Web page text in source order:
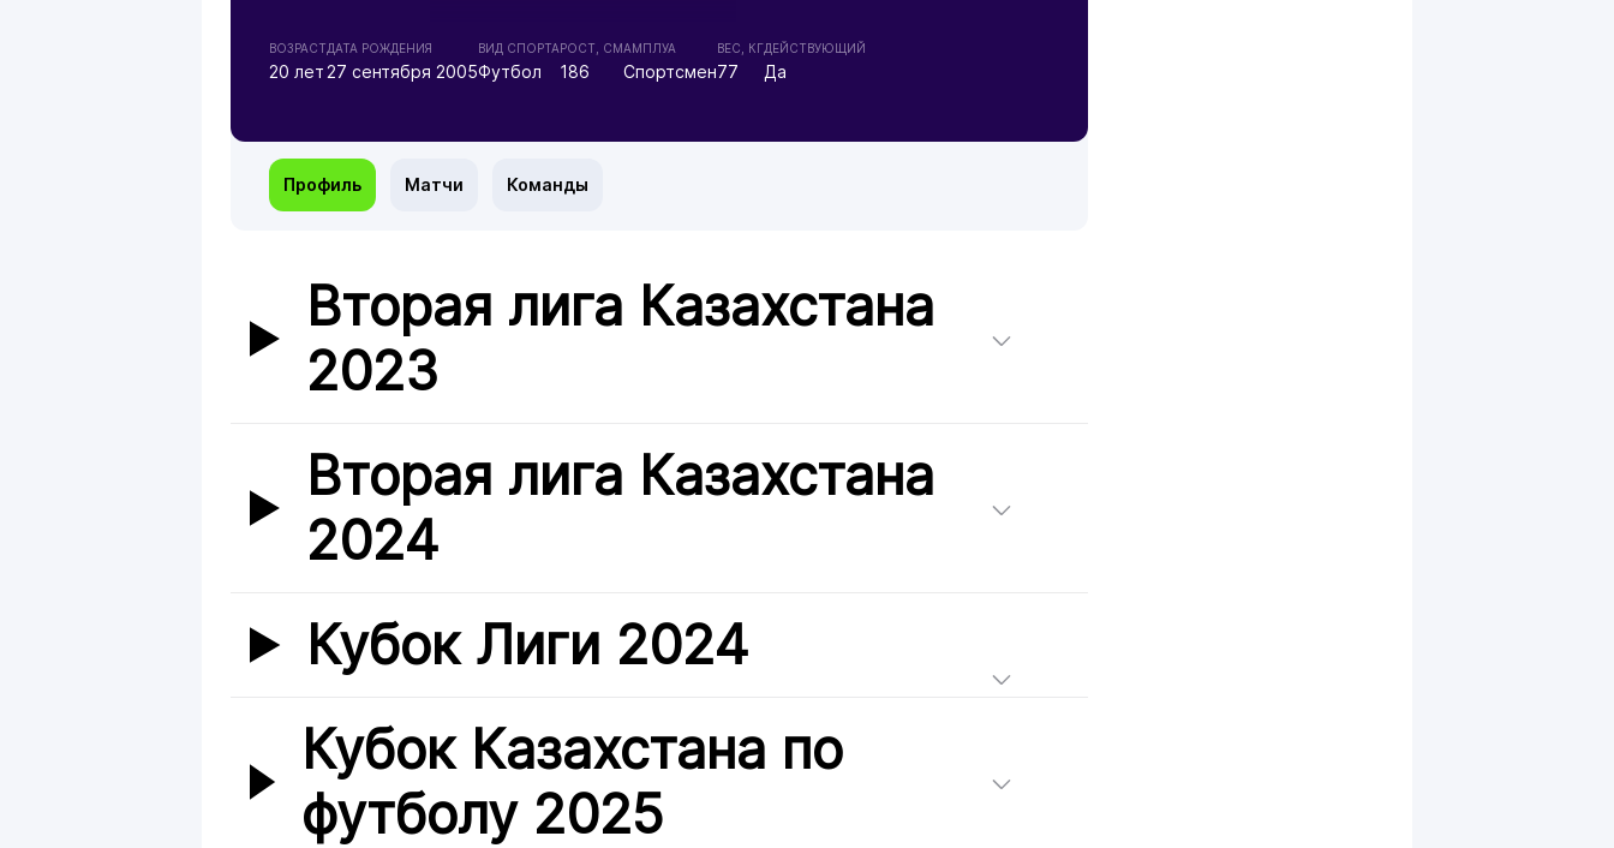
ВОЗРАСТ
20 лет
ДАТА РОЖДЕНИЯ
27 сентября 2005
ВИД СПОРТА
Футбол
РОСТ, СМ
186
АМПЛУА
Спортсмен
ВЕС, КГ
77
ДЕЙСТВУЮЩИЙ
Да
Профиль Матчи Команды
Вторая лига Казахстана
2023
Вторая лига Казахстана
2024
Кубок Лиги 2024
Кубок Казахстана по
футболу 2025